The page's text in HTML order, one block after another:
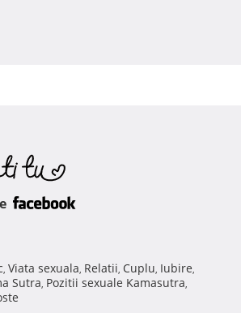
, Viata sexuala, Relatii, Cuplu, Iubire,
Sutra, Pozitii sexuale Kamasutra,